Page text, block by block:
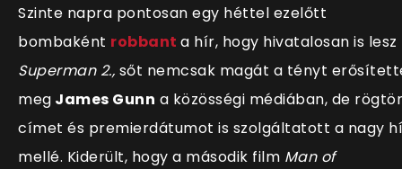
Szinte napra pontosan egy héttel ezelőtt
bombaként robbant a hír, hogy hivatalosan is lesz
Superman 2., sőt nemcsak magát a tényt
meg James Gunn a közösségi médiában, de
címet és premierdátumot is szolgáltatott a nagy
mellé. Kiderült, hogy a második film Man of